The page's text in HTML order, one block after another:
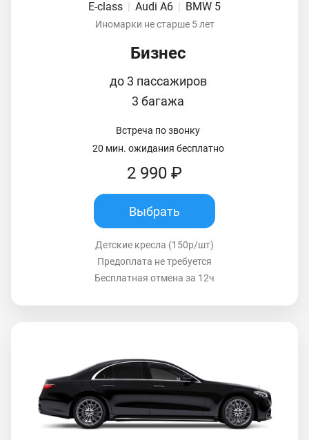
E-class | Audi A6 | BMW 5
Иномарки не старше 5 лет
Бизнес
до 3 пассажиров
3 багажа
Встреча по звонку
20 мин. ожидания бесплатно
2 990 ₽
Выбрать
Детские кресла (150р/шт)
Предоплата не требуется
Бесплатная отмена за 12ч